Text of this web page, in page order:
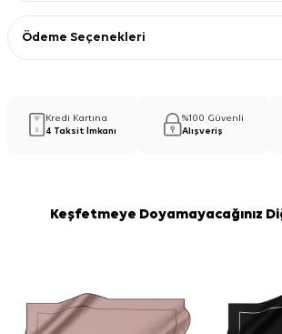
Ödeme Seçenekleri
Kredi Kartına
4 Taksit İmkanı
%100 Güvenli
Alışveriş
Keşfetmeye Doyamayacağınız